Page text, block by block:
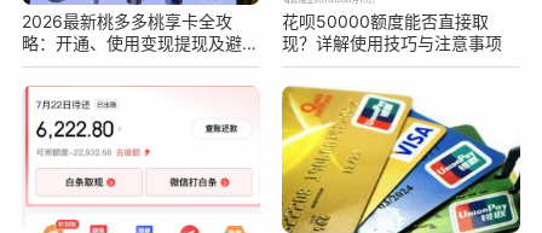
2026最新桃多多桃享卡全攻
略：开通、使用变现提现及避坑
指南
花呗50000额度能否直接取
现？详解使用技巧与注意事项